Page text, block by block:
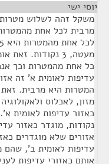
יוסי ישי
משקל זהה לשלוש
מעטה, 3 נקודות.
כל אחת מהמטרות וכך
עדיפות לאומית א' זה
המטרות היא מרבית.
נקודות, מוגדר כאזור
אזורים שלא מוגדרים
אותם כאזורי עדיפות